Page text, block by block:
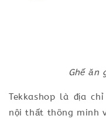
Ghế ăn
Tekkashop là địa
nội thất thông minh